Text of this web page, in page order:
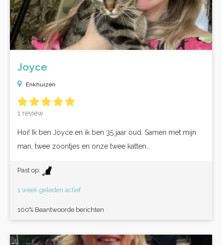
Joyce
Enkhuizen
1 review
Hoi! Ik ben Joyce en ik ben 35 jaar oud. Samen met mijn
man, twee zoontjes en onze twee katten...
Past op:
1 week geleden actief
100% Beantwoorde berichten